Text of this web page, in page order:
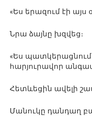
«Ես երազում էի այս
Նրա ձայնը խզվեց։
«Ես պատկերացնում
հարյուրավոր
Հետևեցին ավելի
Մանուկը դանդաղ